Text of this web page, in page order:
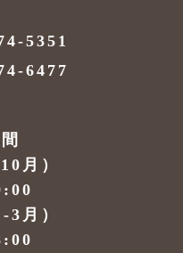
5351
6477
月）
3月）